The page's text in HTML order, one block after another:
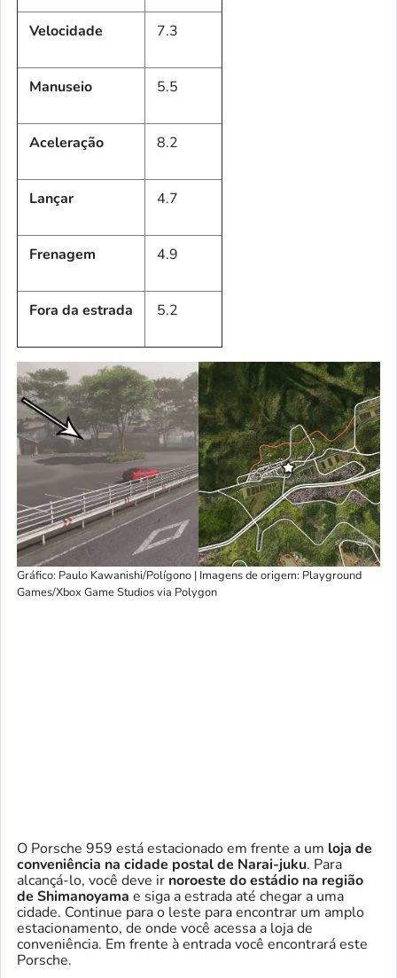
Velocidade 7.3
Manuseio 5.5
Aceleração 8.2
Lançar 4.7
Frenagem 4.9
Fora da estrada 5.2
Gráfico: Paulo Kawanishi/Polígono | Imagens de origem: Playground
Games/Xbox Game Studios via Polygon
O Porsche 959 está estacionado em frente a um loja de
conveniência na cidade postal de Narai-juku. Para
alcançá-lo, você deve ir noroeste do estádio na região
de Shimanoyama e siga a estrada até chegar a uma
cidade. Continue para o leste para encontrar um amplo
estacionamento, de onde você acessa a loja de
conveniência. Em frente à entrada você encontrará este
Porsche.